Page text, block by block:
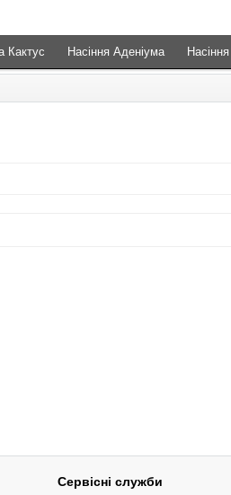
Кактус Насіння Аденіума
Сервісні служби